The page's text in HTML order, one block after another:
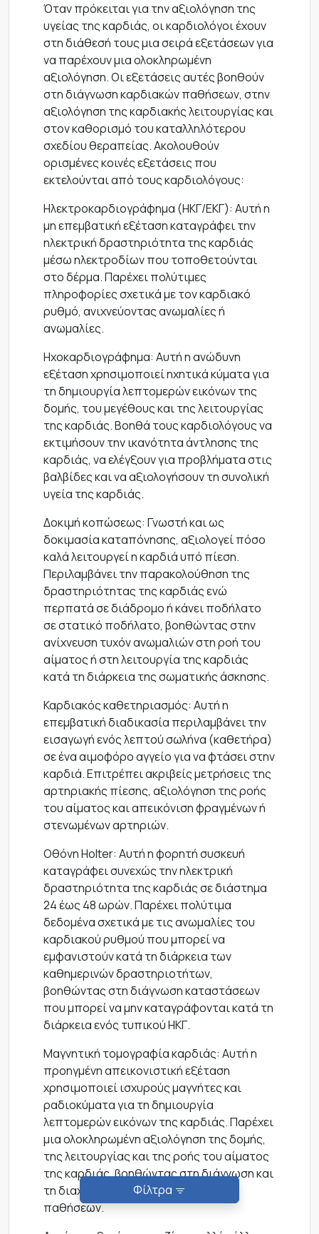
Φίλτρα
Όταν πρόκειται για την αξιολόγηση της
υγείας της καρδιάς, οι καρδιολόγοι έχουν
στη διάθεσή τους μια σειρά εξετάσεων για
να παρέχουν μια ολοκληρωμένη
αξιολόγηση. Οι εξετάσεις αυτές βοηθούν
στη διάγνωση καρδιακών παθήσεων, στην
αξιολόγηση της καρδιακής λειτουργίας και
στον καθορισμό του καταλληλότερου
σχεδίου θεραπείας. Ακολουθούν
ορισμένες κοινές εξετάσεις που
εκτελούνται από τους καρδιολόγους:
Ηλεκτροκαρδιογράφημα (ΗΚΓ/ΕΚΓ): Αυτή η
μη επεμβατική εξέταση καταγράφει την
ηλεκτρική δραστηριότητα της καρδιάς
μέσω ηλεκτροδίων που τοποθετούνται
στο δέρμα. Παρέχει πολύτιμες
πληροφορίες σχετικά με τον καρδιακό
ρυθμό, ανιχνεύοντας ανωμαλίες ή
ανωμαλίες.
Ηχοκαρδιογράφημα: Αυτή η ανώδυνη
εξέταση χρησιμοποιεί ηχητικά κύματα για
τη δημιουργία λεπτομερών εικόνων της
δομής, του μεγέθους και της λειτουργίας
της καρδιάς. Βοηθά τους καρδιολόγους να
εκτιμήσουν την ικανότητα άντλησης της
καρδιάς, να ελέγξουν για προβλήματα στις
βαλβίδες και να αξιολογήσουν τη συνολική
υγεία της καρδιάς.
Δοκιμή κοπώσεως: Γνωστή και ως
δοκιμασία καταπόνησης, αξιολογεί πόσο
καλά λειτουργεί η καρδιά υπό πίεση.
Περιλαμβάνει την παρακολούθηση της
δραστηριότητας της καρδιάς ενώ
περπατά σε διάδρομο ή κάνει ποδήλατο
σε στατικό ποδήλατο, βοηθώντας στην
ανίχνευση τυχόν ανωμαλιών στη ροή του
αίματος ή στη λειτουργία της καρδιάς
κατά τη διάρκεια της σωματικής άσκησης.
Καρδιακός καθετηριασμός: Αυτή η
επεμβατική διαδικασία περιλαμβάνει την
εισαγωγή ενός λεπτού σωλήνα (καθετήρα)
σε ένα αιμοφόρο αγγείο για να φτάσει στην
καρδιά. Επιτρέπει ακριβείς μετρήσεις της
αρτηριακής πίεσης, αξιολόγηση της ροής
του αίματος και απεικόνιση φραγμένων ή
στενωμένων αρτηριών.
Οθόνη Holter: Αυτή η φορητή συσκευή
καταγράφει συνεχώς την ηλεκτρική
δραστηριότητα της καρδιάς σε διάστημα
24 έως 48 ωρών. Παρέχει πολύτιμα
δεδομένα σχετικά με τις ανωμαλίες του
καρδιακού ρυθμού που μπορεί να
εμφανιστούν κατά τη διάρκεια των
καθημερινών δραστηριοτήτων,
βοηθώντας στη διάγνωση καταστάσεων
που μπορεί να μην καταγράφονται κατά τη
διάρκεια ενός τυπικού ΗΚΓ.
Μαγνητική τομογραφία καρδιάς: Αυτή η
προηγμένη απεικονιστική εξέταση
χρησιμοποιεί ισχυρούς μαγνήτες και
ραδιοκύματα για τη δημιουργία
λεπτομερών εικόνων της καρδιάς. Παρέχει
μια ολοκληρωμένη αξιολόγηση της δομής,
της λειτουργίας και της ροής του αίματος
της καρδιάς, βοηθώντας στη διάγνωση και
τη διαχείριση διαφόρων καρδιακών
παθήσεων.